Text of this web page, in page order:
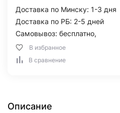
Доставка по Минску: 1-3 дня
Доставка по РБ: 2-5 дней
Самовывоз: бесплатно,
В избранное
В сравнение
Описание